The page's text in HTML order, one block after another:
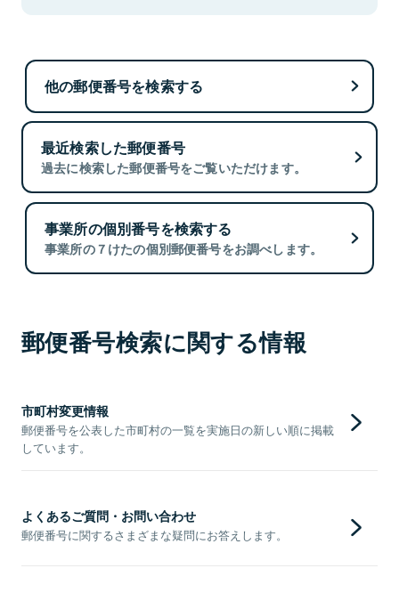
他の郵便番号を検索する
最近検索した郵便番号
過去に検索した郵便番号をご覧いただけます。
事業所の個別番号を検索する
事業所の７けたの個別郵便番号をお調べします。
郵便番号検索に関する情報
市町村変更情報
郵便番号を公表した市町村の一覧を実施日の新しい順に掲載
しています。
よくあるご質問・お問い合わせ
郵便番号に関するさまざまな疑問にお答えします。